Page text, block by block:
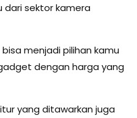
dari sektor kamera
bisa menjadi pilihan kamu
dengan harga yang
yang ditawarkan juga